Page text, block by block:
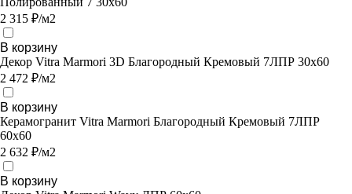
2 315 ₽/м2
В корзину
Декор Vitra Marmori 3D Благородный Кремовый 7ЛПР 30х60
2 472 ₽/м2
В корзину
Керамогранит Vitra Marmori Благородный Кремовый 7ЛПР
60х60
2 632 ₽/м2
В корзину